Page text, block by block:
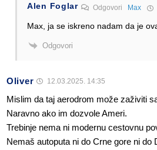
Alen Foglar Odgovori Max
Max, ja se iskreno nadam da je
Odgovori
Oliver 12.03.2025. 14:35
Mislim da taj aerodrom može zaživiti
Naravno ako im dozvole Ameri.
Trebinje nema ni modernu cestovnu
Nemaš autoputa ni do Crne gore ni do